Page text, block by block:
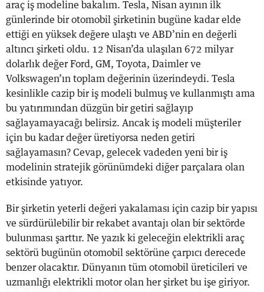
araç iş modeline bakalım. Tesla, Nisan ayının ilk
günlerinde bir otomobil şirketinin bugüne kadar elde
ettiği en yüksek değere ulaştı ve ABD’nin en değerli
altıncı şirketi oldu. 12 Nisan’da ulaşılan 672 milyar
dolarlık değer Ford, GM, Toyota, Daimler ve
Volkswagen’ın toplam değerinin üzerindeydi. Tesla
kesinlikle cazip bir iş modeli bulmuş ve kullanmıştı ama
bu yatırımından düzgün bir getiri sağlayıp
sağlayamayacağı belirsiz. Ancak iş modeli müşteriler
için bu kadar değer üretiyorsa neden getiri
sağlayamasın? Cevap, gelecek vadeden yeni bir iş
modelinin stratejik görünümdeki diğer parçalara olan
etkisinde yatıyor.
Bir şirketin yeterli değeri yakalaması için cazip bir yapısı
ve sürdürülebilir bir rekabet avantajı olan bir sektörde
bulunması şarttır. Ne yazık ki geleceğin elektrikli araç
sektörü bugünün otomobil sektörüne çarpıcı derecede
benzer olacaktır. Dünyanın tüm otomobil üreticileri ve
uzmanlığı elektrikli motor olan her şirket bu işe giriyor.